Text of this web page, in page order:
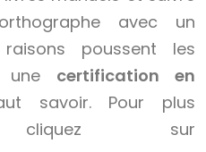
avec un
raisons poussent les
une certification en
savoir. Pour plus
cliquez sur